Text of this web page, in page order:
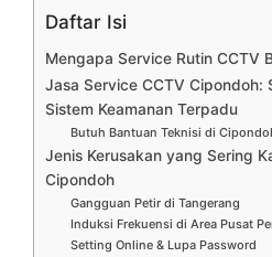
Daftar Isi
Mengapa Service Rutin CCTV
Jasa Service CCTV Cipondoh:
Sistem Keamanan Terpadu
Butuh Bantuan Teknisi di
Jenis Kerusakan yang Sering
Cipondoh
Gangguan Petir di Tangerang
Induksi Frekuensi di Area Pusat
Setting Online & Lupa Password